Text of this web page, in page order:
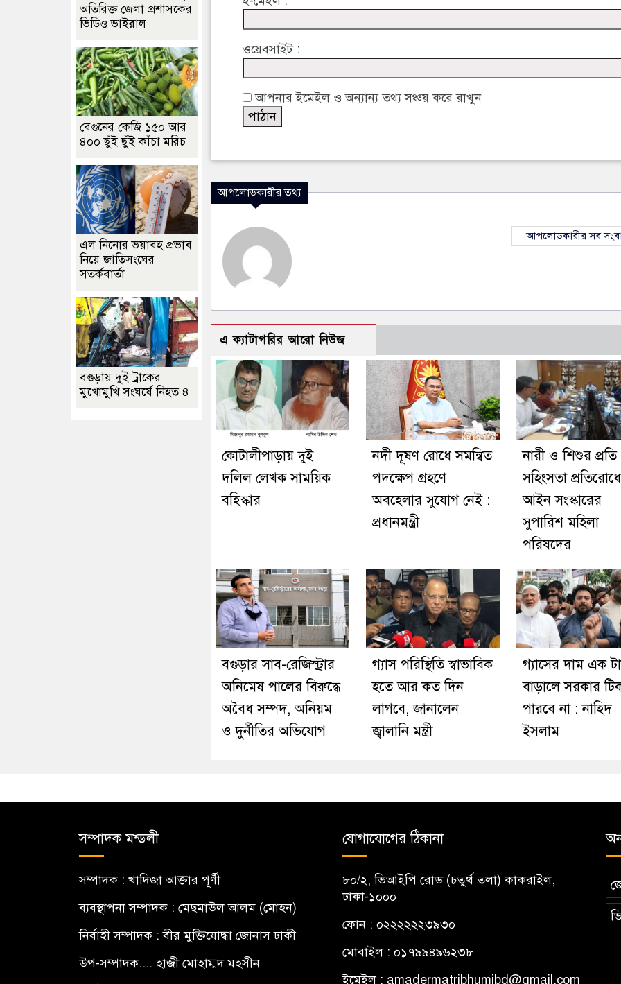
ওয়েবসাইট :
আপনার ইমেইল ও অন্যান্য তথ্য সঞ্চয় করে রাখুন
আপলোডকারীর তথ্য
আপলোডকারীর সব
এ ক্যাটাগরির আরো নিউজ
কোটালীপাড়ায় দুই
দলিল লেখক সাময়িক
বহিস্কার
নদী দূষণ রোধে সমন্বিত
পদক্ষেপ গ্রহণে
অবহেলার সুযোগ নেই :
প্রধানমন্ত্রী
নারী ও শিশুর প্রতি
সহিংসতা প্রতিরোধে
আইন সংস্কারের
সুপারিশ মহিলা
পরিষদের
বগুড়ার সাব-রেজিস্ট্রার
অনিমেষ পালের বিরুদ্ধে
অবৈধ সম্পদ, অনিয়ম
ও দুর্নীতির অভিযোগ
গ্যাস পরিস্থিতি স্বাভাবিক
হতে আর কত দিন
লাগবে, জানালেন
জ্বালানি মন্ত্রী
গ্যাসের দাম এক
বাড়ালে সরকার
পারবে না : নাহিদ
ইসলাম
অতিরিক্ত জেলা প্রশাসকের
ভিডিও ভাইরাল
বেগুনের কেজি ১৫০ আর
৪০০ ছুঁই ছুঁই কাঁচা মরিচ
এল নিনোর ভয়াবহ প্রভাব
নিয়ে জাতিসংঘের
সতর্কবার্তা
বগুড়ায় দুই ট্রাকের
মুখোমুখি সংঘর্ষে নিহত ৪
সম্পাদক মন্ডলী
সম্পাদক : খাদিজা আক্তার পূর্ণী
ব্যবস্থাপনা সম্পাদক : মেছমাউল আলম (মোহন)
নির্বাহী সম্পাদক : বীর মুক্তিযোদ্ধা জোনাস ঢাকী
উপ-সম্পাদক.... হাজী মোহাম্মদ মহসীন
যোগাযোগের ঠিকানা
৮০/২, ভিআইপি রোড (চতুর্থ তলা) কাকরাইল,
ঢাকা-১০০০
ফোন : ০২২২২২২৩৯৩০
মোবাইল : ০১৭৯৯৪৯৬২৩৮
ইমেইল : amadermatribhumibd@gmail.com